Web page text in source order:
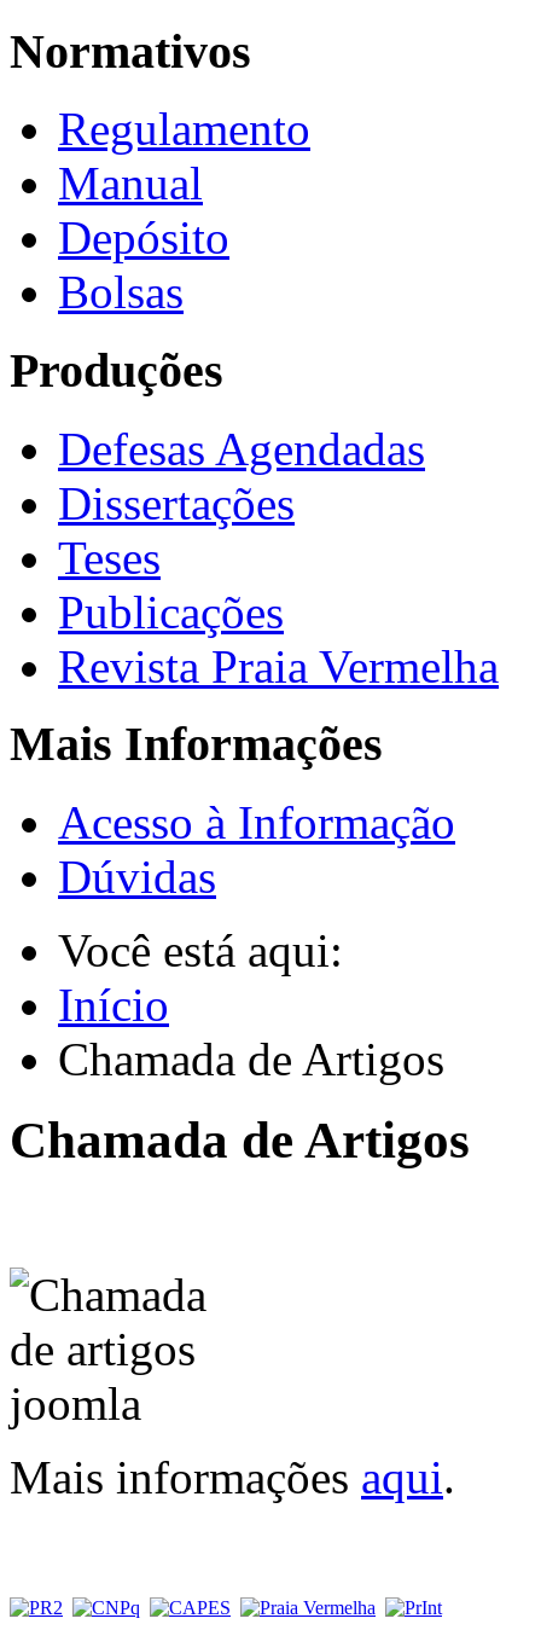
Normativos
Regulamento
Manual
Depósito
Bolsas
Produções
Defesas Agendadas
Dissertações
Teses
Publicações
Revista Praia Vermelha
Mais Informações
Acesso à Informação
Dúvidas
Você está aqui:
Início
Chamada de Artigos
Chamada de Artigos
Mais informações aqui.